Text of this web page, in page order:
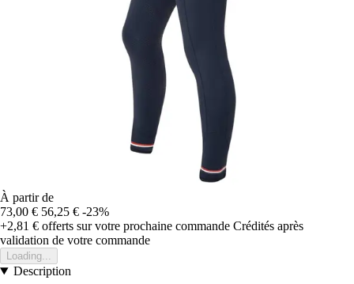
À partir de
73,00 € 56,25 € -23%
+2,81 € offerts sur votre prochaine commande Crédités après
validation de votre commande
Loading...
Description